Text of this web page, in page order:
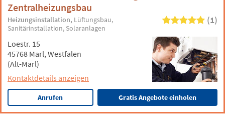
Zentralheizungsbau
Heizungsinstallation Lüftungsbau
Sanitärinstallation Solaranlagen
(1)
Loestr. 15
45768 Marl, Westfalen
(Alt-Marl)
Kontaktdetails anzeigen
Anrufen Gratis Angebote einholen